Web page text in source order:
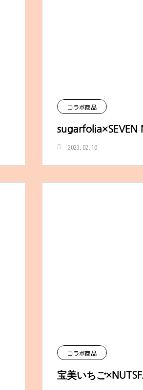
コラボ商品
sugarfolia×SEVEN
2023.02.10
コラボ商品
宝美いちご